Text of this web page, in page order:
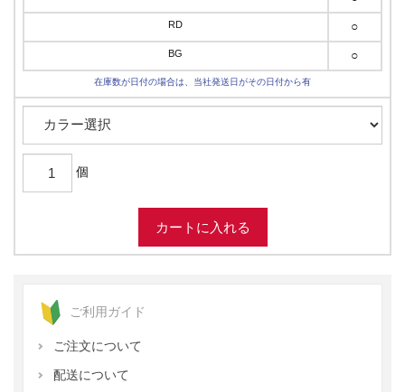
RD ○
BG ○
在庫数が日付の場合は、当社発送日がその日付から有
個
ご利用ガイド
ご注文について
配送について